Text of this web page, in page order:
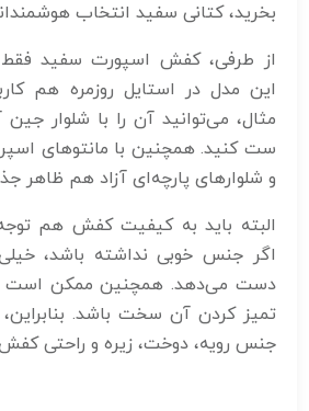
بخرید، کتانی سفید انتخاب
از طرفی، کفش اسپورت سفید
این مدل در استایل روزمره هم
مثال، می‌توانید آن را با شلوار
ست کنید. همچنین با مانتوهای
و شلوارهای پارچه‌ای آزاد هم ظاهر
البته باید به کیفیت کفش هم
اگر جنس خوبی نداشته باشد،
دست می‌دهد. همچنین ممکن است
تمیز کردن آن سخت باشد. بنابراین،
جنس رویه، دوخت، زیره و راحتی